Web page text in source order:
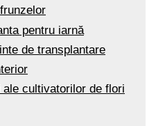
pentru iarnă
de transplantare
cultivatorilor de flori